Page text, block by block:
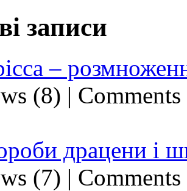
записи
–
(8) |
драцени і
(7) |